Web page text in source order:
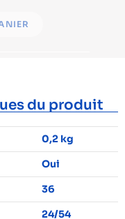
du produit
0,2 kg
Oui
36
24/54